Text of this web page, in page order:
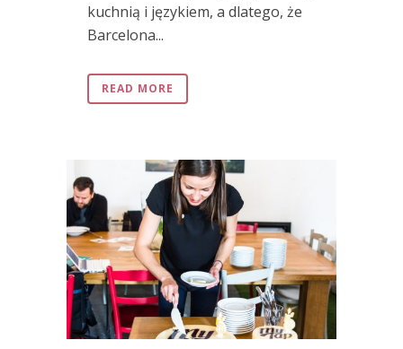
kuchnią i językiem, a dlatego, że
Barcelona...
READ MORE